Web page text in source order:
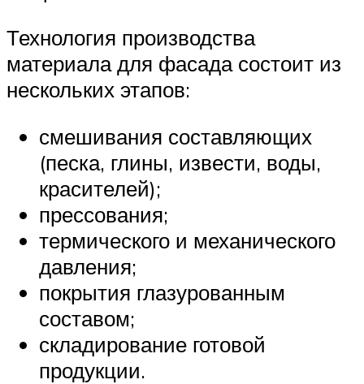
Технология производства
материала для фасада состоит из
нескольких этапов:
смешивания составляющих
(песка, глины, извести, воды,
красителей);
прессования;
термического и механического
давления;
покрытия глазурованным
составом;
складирование готовой
продукции.